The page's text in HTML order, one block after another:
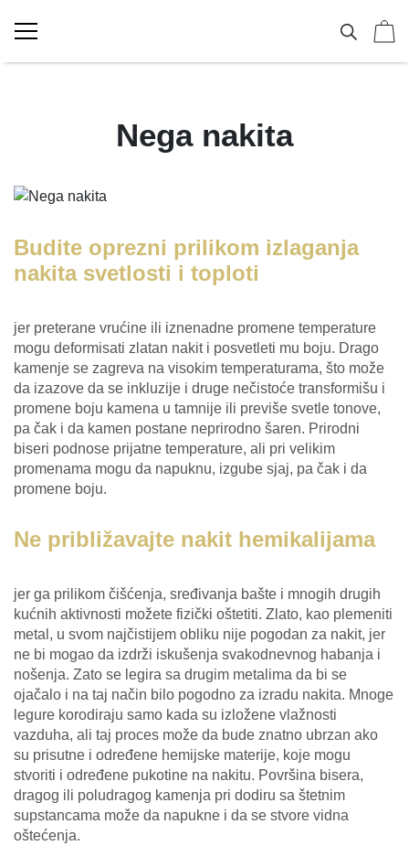
O NAMA
069 693253
Narukvice
Prstenje
Privesci
Koreni
Poklon za rođendanNega nakita
Budite oprezni prilikom izlaganja
nakita svetlosti i toploti
jer preterane vrućine ili iznenadne promene temperature
mogu deformisati zlatan nakit i posvetleti mu boju. Drago
kamenje se zagreva na visokim temperaturama, što može
da izazove da se inkluzije i druge nečistoće transformišu i
promene boju kamena u tamnije ili previše svetle tonove,
pa čak i da kamen postane neprirodno šaren. Prirodni
biseri podnose prijatne temperature, ali pri velikim
promenama mogu da napuknu, izgube sjaj, pa čak i da
promene boju.
Ne približavajte nakit hemikalijama
jer ga prilikom čišćenja, sređivanja bašte i mnogih drugih
kućnih aktivnosti možete fizički oštetiti. Zlato, kao plemeniti
metal, u svom najčistijem obliku nije pogodan za nakit, jer
ne bi mogao da izdrži iskušenja svakodnevnog habanja i
nošenja. Zato se legira sa drugim metalima da bi se
ojačalo i na taj način bilo pogodno za izradu nakita. Mnoge
legure korodiraju samo kada su izložene vlažnosti
vazduha, ali taj proces može da bude znatno ubrzan ako
su prisutne i određene hemijske materije, koje mogu
stvoriti i određene pukotine na nakitu. Površina bisera,
dragog ili poludragog kamenja pri dodiru sa štetnim
supstancama može da napukne i da se stvore vidna
oštećenja.